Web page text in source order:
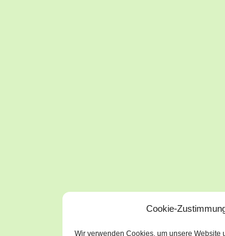
Cookie-
Wir verwenden Cookies, um unsere Website